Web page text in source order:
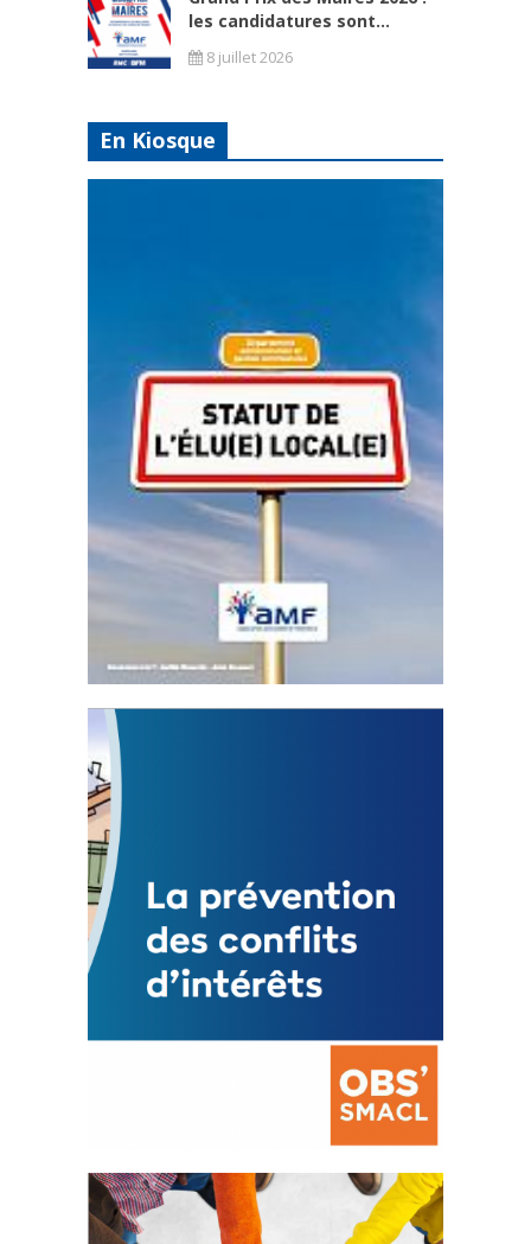
les candidatures sont...
8 juillet 2026
En Kiosque
Statut de l’élu local
3 avril 2024
Mise à jour avril 2024
FEUILLETER
La prévention des conflits
d’intérêts
18 septembre 2023